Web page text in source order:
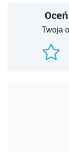
Twoja